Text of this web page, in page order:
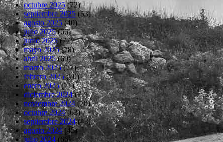
octubre 2025(72)
septiembre 2025(53)
agosto 2025(40)
julio 2025(66)
junio 2025(77)
mayo 2025(78)
abril 2025(69)
marzo 2025(77)
febrero 2025(70)
enero 2025(71)
diciembre 2024(72)
noviembre 2024(70)
octubre 2024(63)
septiembre 2024(43)
agosto 2024(45)
julio 2024 (66)